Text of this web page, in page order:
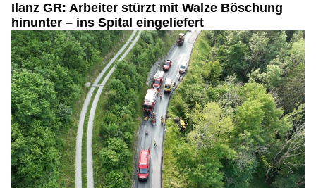
Ilanz GR: Arbeiter stürzt mit Walze Böschung
hinunter – ins Spital eingeliefert